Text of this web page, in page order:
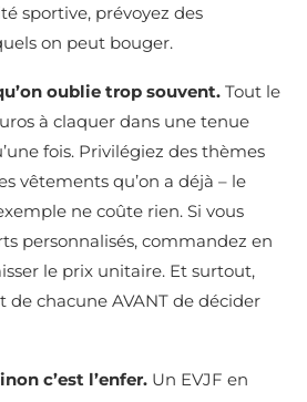
sportive, prévoyez des
on peut bouger.
oublie trop souvent. Tout le
à claquer dans une tenue
fois. Privilégiez des thèmes
vêtements qu’on a déjà – le
ne coûte rien. Si vous
personnalisés, commandez en
le prix unitaire. Et surtout,
chacune AVANT de décider
c’est l’enfer. Un EVJF en